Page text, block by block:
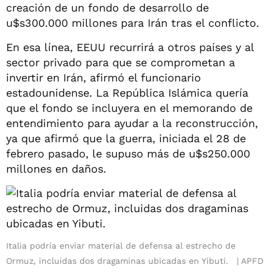
creación de un fondo de desarrollo de
u$s300.000 millones para Irán tras el conflicto.
En esa línea, EEUU recurrirá a otros países y al
sector privado para que se comprometan a
invertir en Irán, afirmó el funcionario
estadounidense. La República Islámica quería
que el fondo se incluyera en el memorando de
entendimiento para ayudar a la reconstrucción,
ya que afirmó que la guerra, iniciada el 28 de
febrero pasado, le supuso más de u$s250.000
millones en daños.
Italia podría enviar material de defensa al estrecho de
Ormuz, incluidas dos dragaminas ubicadas en Yibuti.
APFD